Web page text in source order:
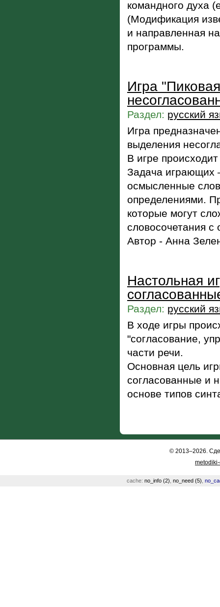
командного духа
(Модификация
и направленная
программы.
Игра
Раздел: русский
Игра
выделения
В игре
Задача играющих
осмысленные
определениями.
которые могут
словосочетания с
Автор - Анна
Настольная
Раздел: русский
В ходе игры
"согласование,
части речи.
Основная цель
согласованные и
основе типов
© 2013–2026.
cache: no_info (2) no_need (5)